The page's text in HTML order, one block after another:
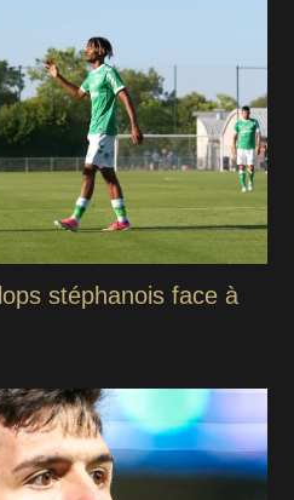
stéphanois face à